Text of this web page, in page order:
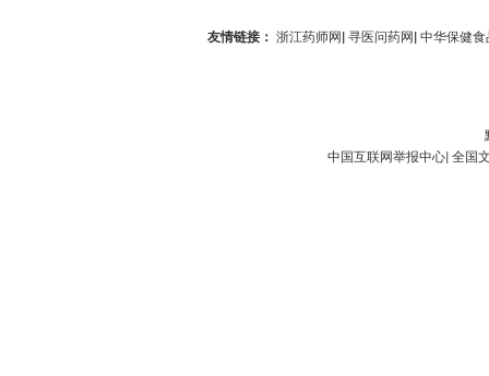
友情链接： 浙江药师网| 寻医问药网| 中华保健食
中国互联网举报中心| 全国